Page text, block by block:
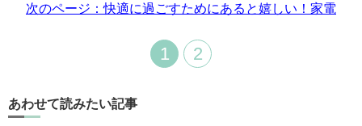
次のページ：快適に過ごすためにあると嬉しい！家電
1 2
あわせて読みたい記事